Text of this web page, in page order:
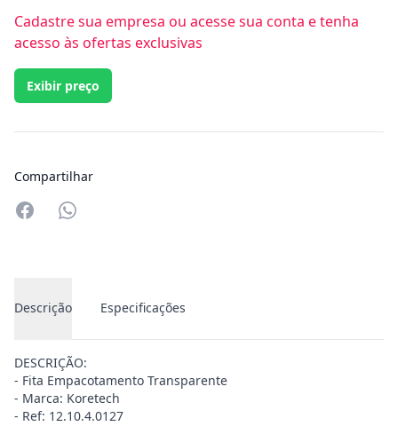
Cadastre sua empresa ou acesse sua conta e tenha
acesso às ofertas exclusivas
Exibir preço
Compartilhar
Compartilhar no Whatsapp
Descrição Especificações
DESCRIÇÃO:
- Fita Empacotamento Transparente
- Marca: Koretech
- Ref: 12.10.4.0127